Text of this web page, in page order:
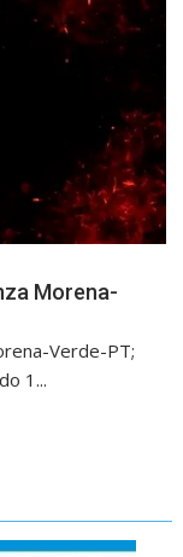
Morena-
Verde-PT;
1...